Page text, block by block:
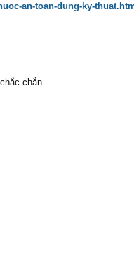
an-toan-dung-ky-
chắn.